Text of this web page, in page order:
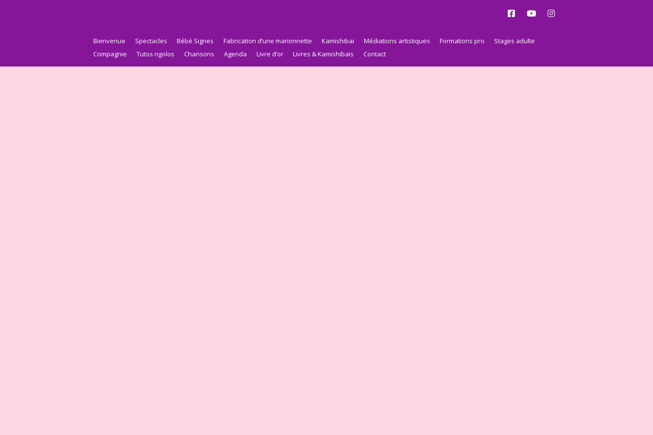
Bienvenue Spectacles Bébé Signes Fabrication d’une marionnette Kamishibai Médiations artistiques Formations pro
Stages adulte
Compagnie
Tutos rigolos Chansons Agenda Livre d’or Livres & Kamishibaïs Contact